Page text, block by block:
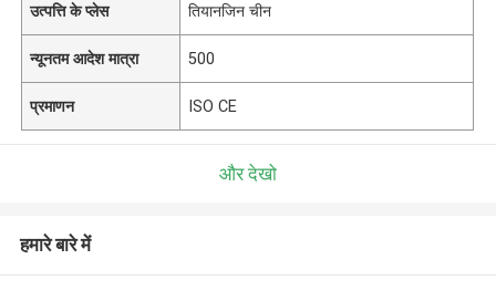
उत्पत्ति के प्लेस तियानजिन चीन
न्यूनतम आदेश मात्रा 500
प्रमाणन ISO CE
और देखो
हमारे बारे में